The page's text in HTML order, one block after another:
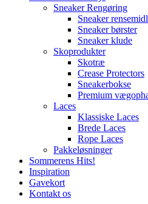
Sneaker Rengøring
Sneaker
Sneaker børster
Sneaker klude
Skoprodukter
Skotræ
Crease Protectors
Sneakerbokse
Premium
Laces
Klassiske Laces
Brede Laces
Rope Laces
Pakkeløsninger
Sommerens Hits!
Inspiration
Gavekort
Kontakt os